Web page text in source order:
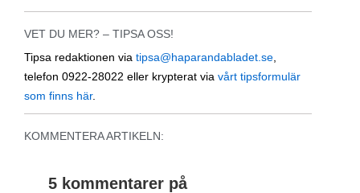
VET DU MER? – TIPSA OSS!
Tipsa redaktionen via tipsa@haparandabladet.se
telefon 0922-28022 eller krypterat via vårt tipsformulär
som finns här.
KOMMENTERA ARTIKELN:
5 kommentarer på